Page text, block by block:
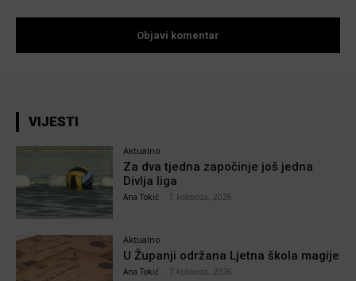
VIJESTI
Aktualno
Za dva tjedna započinje još jedna
Divlja liga
Ana Tokić 7 kolovoza, 2026
Aktualno
U Županji održana Ljetna škola magije
Ana Tokić 7 kolovoza, 2026